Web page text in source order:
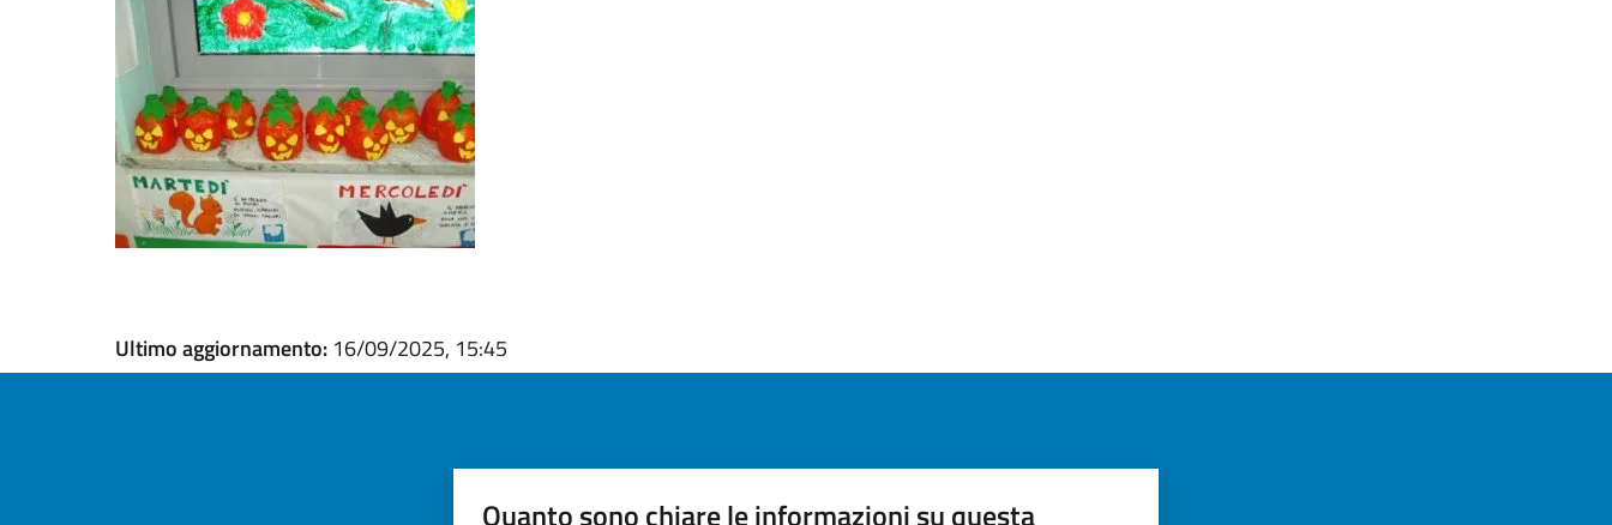
Ultimo aggiornamento: 16/09/2025, 15:45
Quanto sono chiare le informazioni su questa